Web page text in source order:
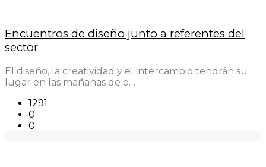
Encuentros de diseño junto a referentes del
sector
El diseño, la creatividad y el intercambio tendrán su
lugar en las mañanas de o…
1291
0
0